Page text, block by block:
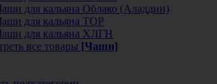
для кальяна Облако (Аладдин)
для кальяна ТОР
для кальяна ХЛГН
все товары [Чаши]